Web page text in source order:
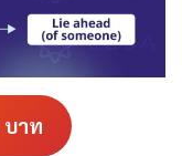
บาท